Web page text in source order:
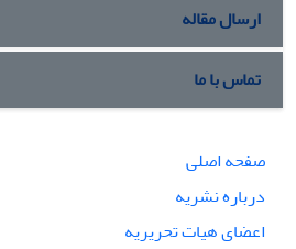
ارسال مقاله
تماس با ما
صفحه اصلی
درباره نشریه
اعضای هیات تحریریه